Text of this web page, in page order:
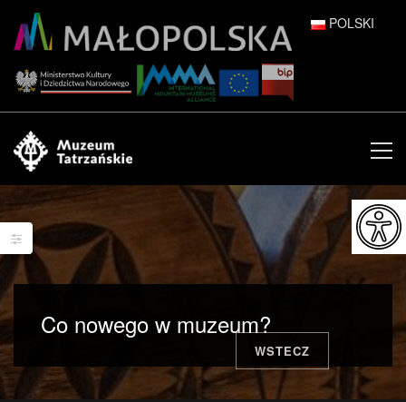
POLSKI
ENGLISH
ESPAÑOL
FRANÇAIS
ITALIANO
日本語
Co nowego w muzeum?
WSTECZ